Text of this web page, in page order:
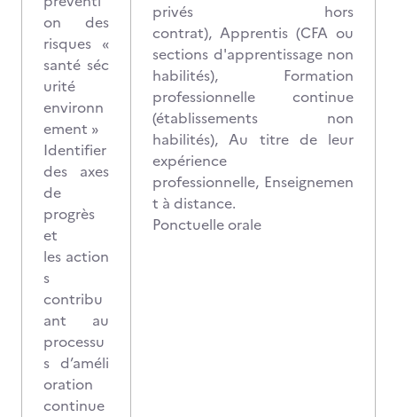
on des
risques «
santé séc
urité
environn
ement »
Identifier
des axes
de
progrès
et
les action
s
contribu
ant au
processu
s d’améli
oration
continue
privés hors
contrat), Apprentis (CFA ou
sections d'apprentissage non
habilités), Formation
professionnelle continue
(établissements non
habilités), Au titre de leur
expérience
professionnelle, Enseignemen
t à distance.
Ponctuelle orale